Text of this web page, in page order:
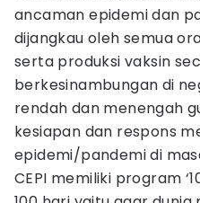
ancaman epidemi dan
dijangkau oleh semua
serta produksi vaksin
berkesinambungan di
rendah dan menengah
kesiapan dan respons
epidemi/pandemi di
CEPI memiliki program